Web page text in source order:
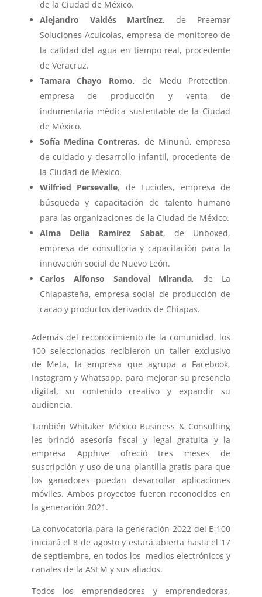
de la Ciudad de México.
Alejandro Valdés Martínez, de Preemar
Soluciones Acuícolas, empresa de monitoreo de
la calidad del agua en tiempo real, procedente
de Veracruz.
Tamara Chayo Romo, de Medu Protection,
empresa de producción y venta de
indumentaria médica sustentable de la Ciudad
de México.
Sofía Medina Contreras, de Minunú, empresa
de cuidado y desarrollo infantil, procedente de
la Ciudad de México.
Wilfried Persevalle, de Lucioles, empresa de
búsqueda y capacitación de talento humano
para las organizaciones de la Ciudad de México.
Alma Delia Ramírez Sabat, de Unboxed,
empresa de consultoría y capacitación para la
innovación social de Nuevo León.
Carlos Alfonso Sandoval Miranda, de La
Chiapasteña, empresa social de producción de
cacao y productos derivados de Chiapas.
Además del reconocimiento de la comunidad, los
100 seleccionados recibieron un taller exclusivo
de Meta, la empresa que agrupa a Facebook,
Instagram y Whatsapp, para mejorar su presencia
digital, su contenido creativo y expandir su
audiencia.
También Whitaker México Business & Consulting
les brindó asesoría fiscal y legal gratuita y la
empresa Apphive ofreció tres meses de
suscripción y uso de una plantilla gratis para que
los ganadores puedan desarrollar aplicaciones
móviles. Ambos proyectos fueron reconocidos en
la generación 2021.
La convocatoria para la generación 2022 del E-100
iniciará el 8 de agosto y estará abierta hasta el 17
de septiembre, en todos los medios electrónicos y
canales de la ASEM y sus aliados.
Todos los emprendedores y emprendedoras,